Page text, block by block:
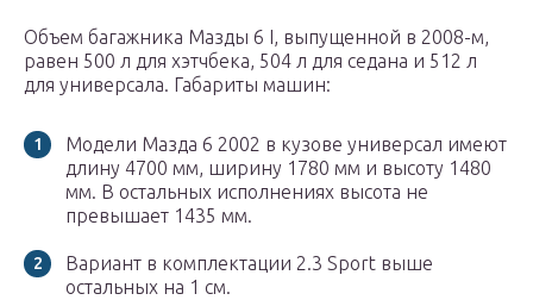
Объем багажника Мазды 6 I, выпущенной в 2008-м,
равен 500 л для хэтчбека, 504 л для седана и 512 л
для универсала. Габариты машин:
Модели Мазда 6 2002 в кузове универсал имеют
длину 4700 мм, ширину 1780 мм и высоту 1480
мм. В остальных исполнениях высота не
превышает 1435 мм.
Вариант в комплектации 2.3 Sport выше
остальных на 1 см.